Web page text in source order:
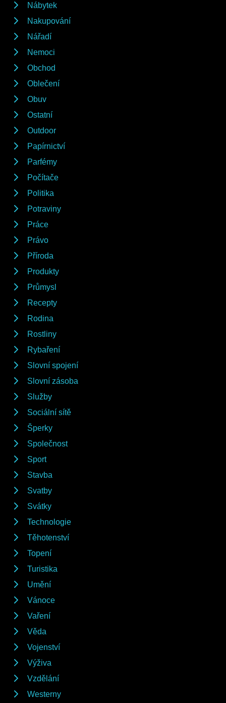
Nábytek
Nakupování
Nářadí
Nemoci
Obchod
Oblečení
Obuv
Ostatní
Outdoor
Papírnictví
Parfémy
Počítače
Politika
Potraviny
Práce
Právo
Příroda
Produkty
Průmysl
Recepty
Rodina
Rostliny
Rybaření
Slovní spojení
Slovní zásoba
Služby
Sociální sítě
Šperky
Společnost
Sport
Stavba
Svatby
Svátky
Technologie
Těhotenství
Topení
Turistika
Umění
Vánoce
Vaření
Věda
Vojenství
Výživa
Vzdělání
Westerny